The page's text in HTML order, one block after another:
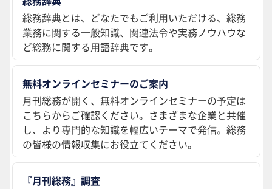
総務辞典とは、どなたでもご利用いただける、総務
業務に関する一般知識、関連法令や実務ノウハウな
ど総務に関する用語辞典です。
無料オンラインセミナーのご案内
月刊総務が開く、無料オンラインセミナーの予定は
こちらからご確認ください。さまざまな企業と共催
し、より専門的な知識を幅広いテーマで発信。総務
の皆様の情報収集にお役立てください。
『月刊総務』調査